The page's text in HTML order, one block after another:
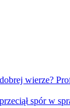
wierze?
spór w